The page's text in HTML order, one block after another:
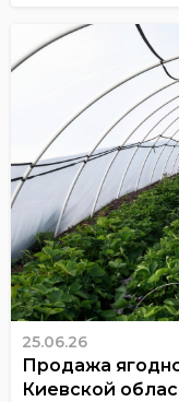
25.06.26
Продажа
Киевской